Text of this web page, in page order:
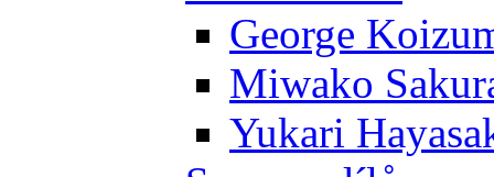
George
Miwako
Yukari